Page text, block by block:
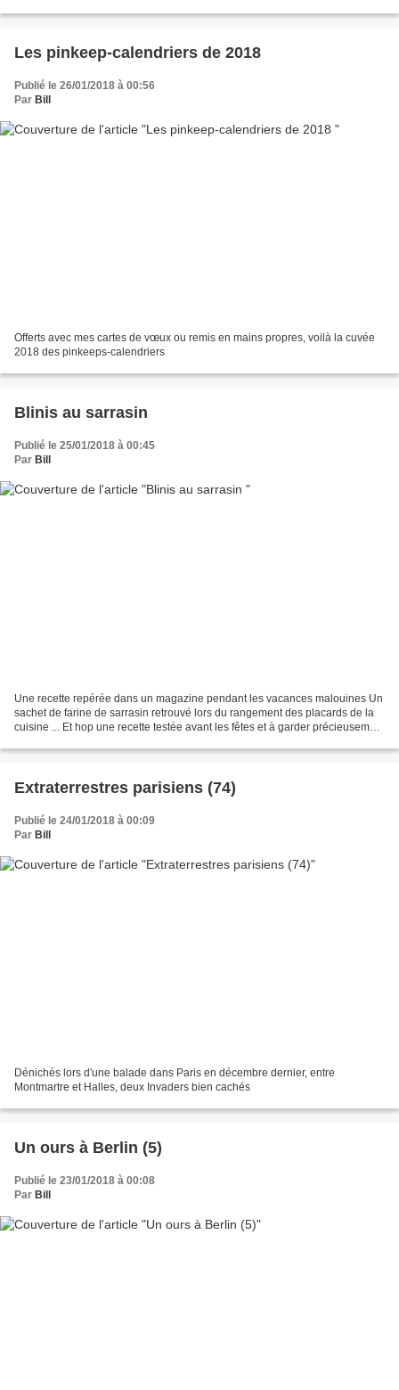
Les pinkeep-calendriers de 2018
Publié le 26/01/2018 à 00:56
Par Bill
Offerts avec mes cartes de vœux ou remis en mains propres, voilà la cuvée
2018 des pinkeeps-calendriers
Blinis au sarrasin
Publié le 25/01/2018 à 00:45
Par Bill
Une recette repérée dans un magazine pendant les vacances malouines Un
sachet de farine de sarrasin retrouvé lors du rangement des placards de la
cuisine ... Et hop une recette testée avant les fêtes et à garder précieusement
Extraterrestres parisiens (74)
Publié le 24/01/2018 à 00:09
Par Bill
Dénichés lors d'une balade dans Paris en décembre dernier, entre
Montmartre et Halles, deux Invaders bien cachés
Un ours à Berlin (5)
Publié le 23/01/2018 à 00:08
Par Bill